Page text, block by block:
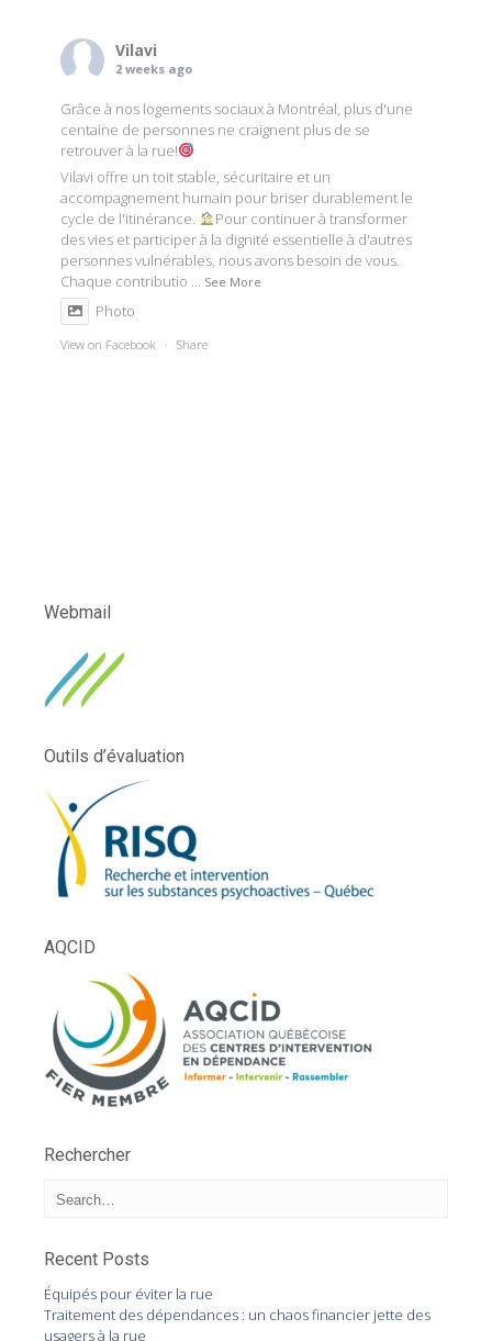
Vilavi
2 weeks ago
Grâce à nos logements sociaux à Montréal, plus d'une
centaine de personnes ne craignent plus de se
retrouver à la rue!
Vilavi offre un toit stable, sécuritaire et un
accompagnement humain pour briser durablement le
cycle de l'itinérance.
Pour continuer à transformer
des vies et participer à la dignité essentielle à d'autres
personnes vulnérables, nous avons besoin de vous.
Chaque contributio ... See More
Photo
View on Facebook · Share
Webmail
Outils d’évaluation
AQCID
Rechercher
Recent Posts
Équipés pour éviter la rue
Traitement des dépendances : un chaos financier jette des
usagers à la rue